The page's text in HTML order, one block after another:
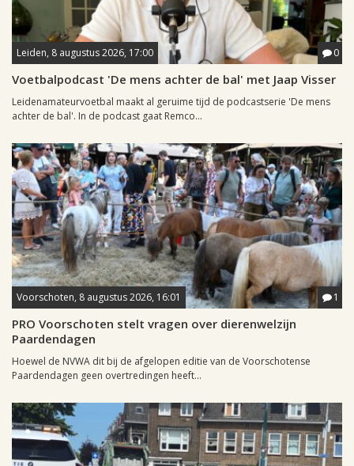
Leiden, 8 augustus 2026, 17:00 0
Voetbalpodcast 'De mens achter de bal' met Jaap Visser
Leidenamateurvoetbal maakt al geruime tijd de podcastserie 'De mens
achter de bal'. In de podcast gaat Remco...
Voorschoten, 8 augustus 2026, 16:01 1
PRO Voorschoten stelt vragen over dierenwelzijn
Paardendagen
Hoewel de NVWA dit bij de afgelopen editie van de Voorschotense
Paardendagen geen overtredingen heeft...